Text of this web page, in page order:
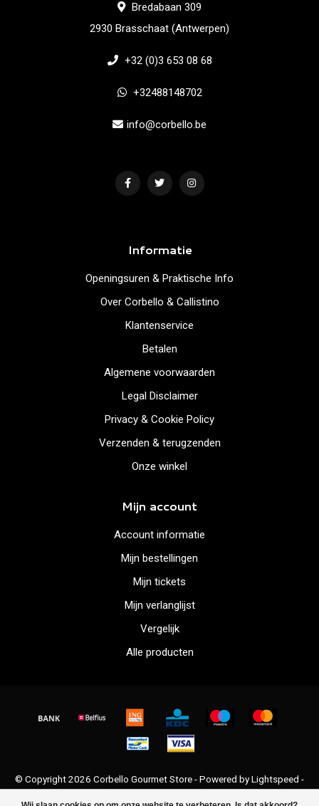
Bredabaan 309
2930 Brasschaat (Antwerpen)
+32 (0)3 653 08 68
+32488148702
info@corbello.be
Informatie
Openingsuren & Praktische Info
Over Corbello & Callistino
Klantenservice
Betalen
Algemene voorwaarden
Legal Disclaimer
Privacy & Cookie Policy
Verzenden & terugzenden
Onze winkel
Mijn account
Account informatie
Mijn bestellingen
Mijn tickets
Mijn verlanglijst
Vergelijk
Alle producten
© Copyright 2026 Corbello Gourmet Store - Powered byLightspeed -
Lightspeed design by Dyvelopment